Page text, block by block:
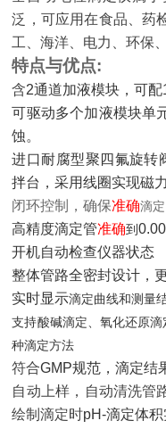
泛，可应用在食品、药检
工、海洋、电力、环保
特点与优点:
含2通道加液模块，
可驱动多个加液模块单元
蚀。
进口耐腐型聚四氟旋转
拌台，采用线圈实现磁
闭环控制，确保准确滴定
高精度滴定管准确到0.00
开机自动检查仪器状态
整体管路全密封设计，
实时显示滴定曲线和测量结
支持酸碱滴定、氧化还原滴
种滴定方法
符合GMP规范，滴定
自动上样，自动清洗管路
绘制滴定时pH-滴定体积